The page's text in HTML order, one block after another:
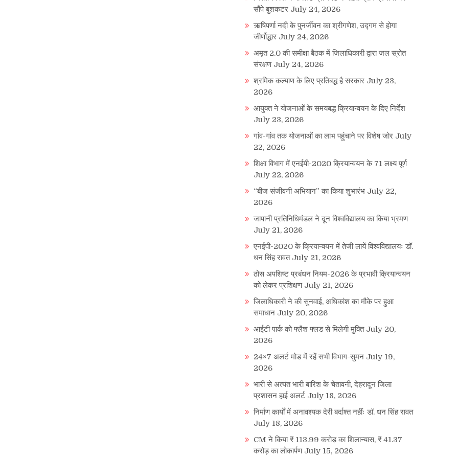
सौंपे बुशकटर July 24, 2026
ऋषिपर्णा नदी के पुनर्जीवन का श्रीगणेश, उद्गम से होगा
जीर्णोद्धार July 24, 2026
अमृत 2.0 की समीक्षा बैठक में जिलाधिकारी द्वारा जल स्रोत
संरक्षण July 24, 2026
श्रमिक कल्याण के लिए प्रतिबद्ध है सरकार July 23,
2026
आयुक्त ने योजनाओं के समयबद्ध क्रियान्वयन के दिए निर्देश
July 23, 2026
गांव-गांव तक योजनाओं का लाभ पहुंचाने पर विशेष जोर July
22, 2026
शिक्षा विभाग में एनईपी-2020 क्रियान्वयन के 71 लक्ष्य पूर्ण
July 22, 2026
“बीज संजीवनी अभियान” का किया शुभारंभ July 22,
2026
जापानी प्रतिनिधिमंडल ने दून विश्वविद्यालय का किया भ्रमण
July 21, 2026
एनईपी-2020 के क्रियान्वयन में तेजी लायें विश्वविद्यालयः डॉ.
धन सिंह रावत July 21, 2026
ठोस अपशिष्ट प्रबंधन नियम-2026 के प्रभावी क्रियान्वयन
को लेकर प्रशिक्षण July 21, 2026
जिलाधिकारी ने की सुनवाई, अधिकांश का मौके पर हुआ
समाधान July 20, 2026
आईटी पार्क को फ्लैश फ्लड से मिलेगी मुक्ति July 20,
2026
24×7 अलर्ट मोड में रहें सभी विभाग-सुमन July 19,
2026
भारी से अत्यंत भारी बारिश के चेतावनी, देहरादून जिला
प्रशासन हाई अलर्ट July 18, 2026
निर्माण कार्यों में अनावश्यक देरी बर्दाश्त नहींः डाॅ. धन सिंह रावत
July 18, 2026
CM ने किया ₹ 113.99 करोड़ का शिलान्यास, ₹ 41.37
करोड़ का लोकार्पण July 15, 2026